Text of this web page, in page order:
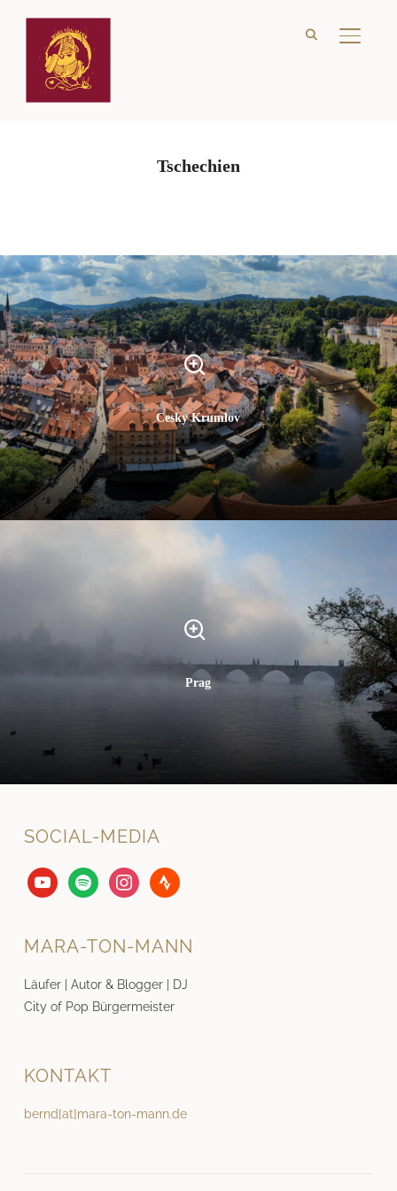
Tschechien
Cesky Krumlov
Prag
SOCIAL-MEDIA
youtubespotify instagramstrava
MARA-TON-MANN
Läufer | Autor & Blogger | DJ
City of Pop Bürgermeister
KONTAKT
bernd[at]mara-ton-mann.de